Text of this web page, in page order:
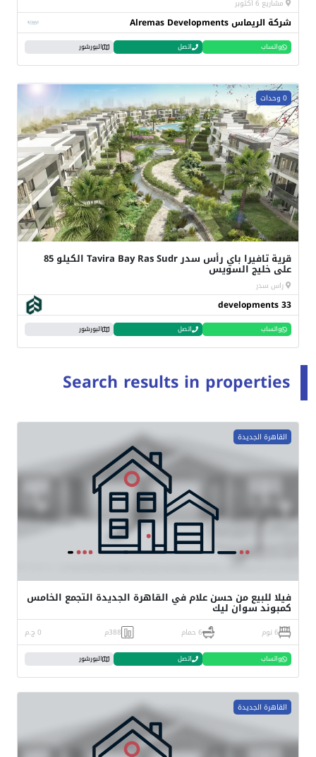
مشاريع 6 أكتوبر
شركة الريماس Alremas Developments
واتساب اتصل البورشور
0 وحدات
قرية تافيرا باي رأس سدر Tavira Bay Ras Sudr الكيلو 85
على خليج السويس
راس سدر
33 developments
واتساب اتصل البورشور
Search results in properties
القاهرة الجديدة
فيلا للبيع من حسن علام في القاهرة الجديدة التجمع الخامس
كمبوند سوان ليك
6 نوم 6 حمام 388م 0 ج.م
واتساب اتصل البورشور
القاهرة الجديدة